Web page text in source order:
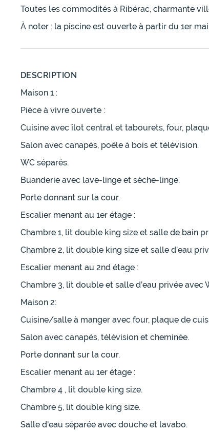
Toutes les commodités à Ribérac, charmante
À noter : la piscine est ouverte à partir du 1er
DESCRIPTION
Maison 1 :
Pièce à vivre ouverte :
Cuisine avec îlot central et tabourets, four,
Salon avec canapés, poêle à bois et télévision.
WC séparés.
Buanderie avec lave-linge et sèche-linge.
Porte donnant sur la cour.
Escalier menant au 1er étage :
Chambre 1, lit double king size et salle de bain
Chambre 2, lit double king size et salle d’eau
Escalier menant au 2nd étage :
Chambre 3, lit double et salle d’eau privée avec
Maison 2:
Cuisine/salle à manger avec four, plaque de
Salon avec canapés, télévision et cheminée.
Porte donnant sur la cour.
Escalier menant au 1er étage :
Chambre 4 , lit double king size.
Chambre 5, lit double king size.
Salle d'eau séparée avec douche et lavabo.